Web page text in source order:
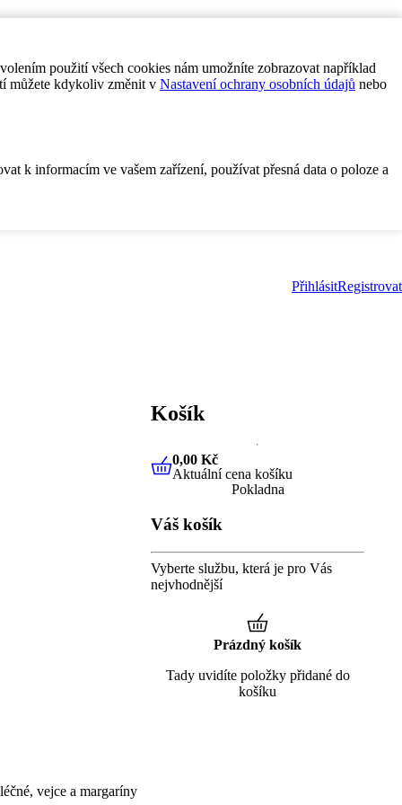
použití všech cookies nám umožníte zobrazovat například
můžete kdykoliv změnit v Nastavení ochrany osobních údajů nebo
k informacím ve vašem zařízení, používat přesná data o poloze a
PřihlásitRegistrovat
vejce a margaríny
Košík
0,00 KčAktuální cena košíku
0,00 Kč
Aktuální cena košíku
Pokladna
Váš košík
Vyberte službu, která je pro Vás
nejvhodnější
Prázdný košík
Tady uvidíte položky přidané do
košíku